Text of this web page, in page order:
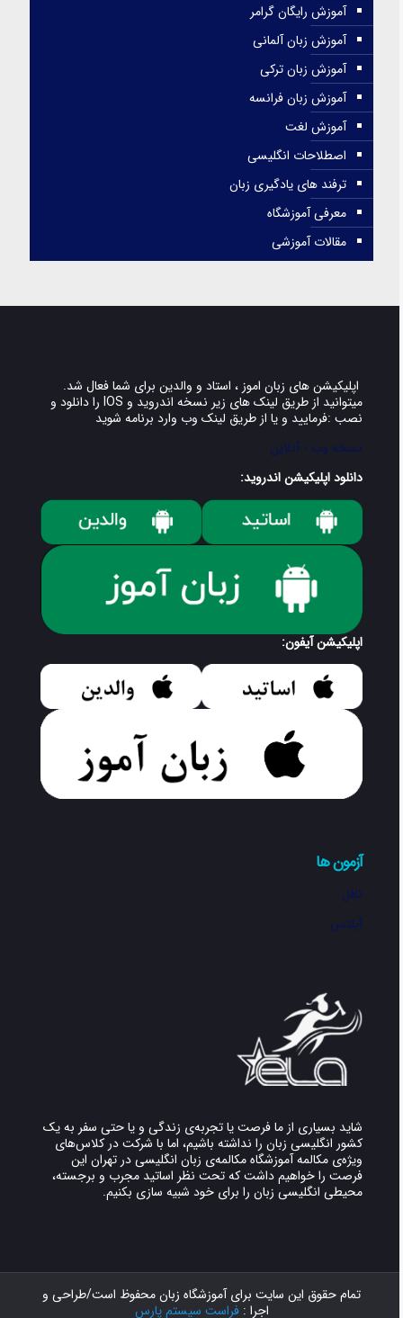
آموزش رایگان گرامر
آموزش زبان آلمانی
آموزش زبان ترکی
آموزش زبان فرانسه
آموزش لغت
اصطلاحات انگلیسی
ترفند های یادگیری زبان
معرفی آموزشگاه
مقالات آموزشی
اپلیکیشن های زبان اموز ، استاد و والدین برای شما فعال شد.
میتوانید از طریق لینک های زیر نسخه اندروید و IOS را دانلود و
نصب :فرمایید و یا از طریق لینک وب وارد برنامه شوید
نسخه وب - آنلاین
دانلود اپلیکیشن اندروید:
اپلیکیشن آیفون:
آزمون ها
تافل
آیلتس
شاید بسیاری از ما فرصت یا تجربه‌ی زندگی و یا حتی سفر به یک
کشور انگلیسی زبان را نداشته باشیم، اما با شرکت در کلاس‌های
ویژه‌ی مکالمه آموزشگاه مکالمه‌ی زبان انگلیسی در تهران این
فرصت را خواهیم داشت که تحت نظر اساتید مجرب و برجسته،
محیطی انگلیسی زبان را برای خود شبیه سازی بکنیم.
تمام حقوق این سایت برای آموزشگاه زبان محفوظ است/طراحی و
اجرا : فراست سیستم پارس